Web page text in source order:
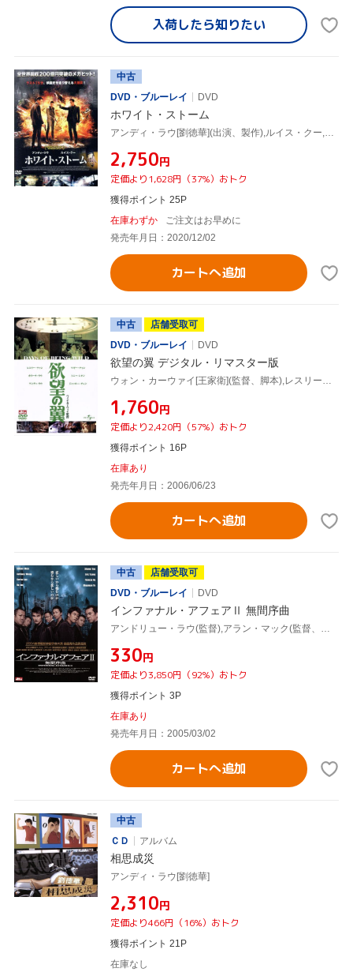
入荷したら知りたい
中古
DVD・ブルーレイ
DVD
ホワイト・ストーム
アンディ・ラウ[劉徳華](出演、製作),ルイス・クー,ミウ・キウワイ,カリーナ・ラム,ケント・チェン[鄭則士],クリッシー・チャウ,ハーマン・ヤオ(監督、脚本),マック・チュンホン(音楽)
¥2,750円
定価より1,628円（37%）おトク
獲得ポイント 25P
在庫わずか
ご注文はお早めに
発売年月日：2020/12/02
カートへ追加
中古
店舗受取可
DVD・ブルーレイ
DVD
欲望の翼 デジタル・リマスター版
ウォン・カーウァイ[王家衛](監督、脚本),レスリー・チャン[張國榮],マギー・チャン[張曼玉],アンディ・ラウ[劉徳華],カリーナ・ラウ[劉嘉玲],ジャッキー・チュン,トニー・レオン[梁朝偉]
¥1,760円
定価より2,420円（57%）おトク
獲得ポイント 16P
在庫あり
発売年月日：2006/06/23
カートへ追加
中古
店舗受取可
DVD・ブルーレイ
DVD
インファナル・アフェアⅡ 無間序曲
アンドリュー・ラウ(監督),アラン・マック(監督、脚本),フェリックス・チョン[莊文強](脚本),アンディ・ラウ[劉徳華],トニー・レオン[梁朝偉],アンソニー・ウォン[黄秋生],エリック・ツァン
¥330円
定価より3,850円（92%）おトク
獲得ポイント 3P
在庫あり
発売年月日：2005/03/02
カートへ追加
中古
ＣＤ
アルバム
相思成災
アンディ・ラウ[劉徳華]
¥2,310円
定価より466円（16%）おトク
獲得ポイント 21P
在庫なし